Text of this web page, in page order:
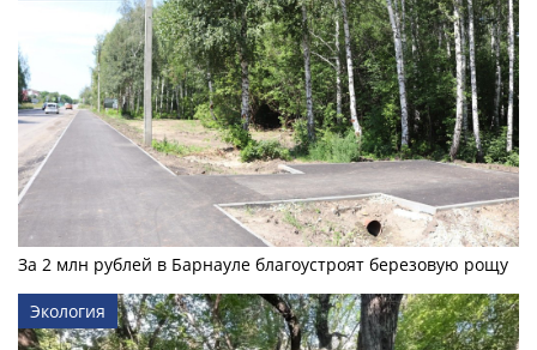
За 2 млн рублей в Барнауле благоустроят березовую рощу
Экология